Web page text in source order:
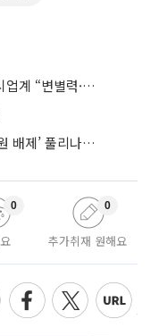
수능 절대평가·서논술형 공론화⋯입시업계 “변별력·사교육 대책 먼저”
시자격 다시 열렸다
0
추가취재 원해요
0